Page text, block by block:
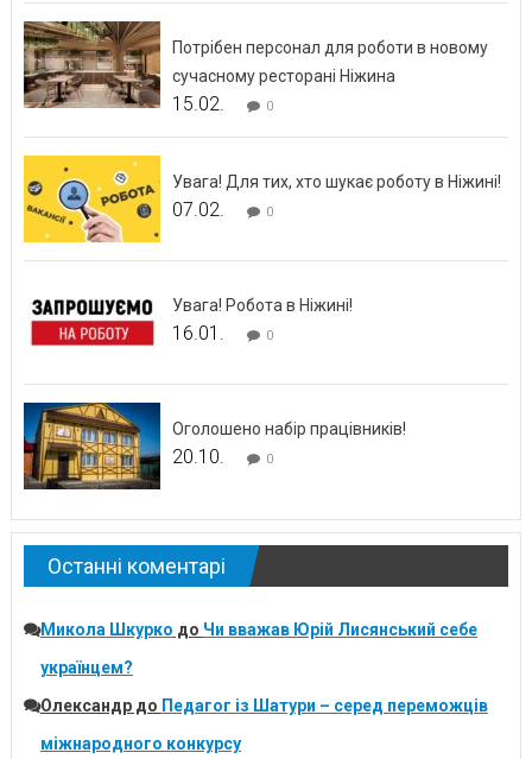
Потрібен персонал для роботи в новому
сучасному ресторані Ніжина
15.02. 0
Увага! Для тих, хто шукає роботу в Ніжині!
07.02. 0
Увага! Робота в Ніжині!
16.01. 0
Оголошено набір працівників!
20.10. 0
Останні коментарі
Микола Шкурко до Чи вважав Юрій Лисянський себе
українцем?
Олександрдо Педагог із Шатури – серед переможців
міжнародного конкурсу